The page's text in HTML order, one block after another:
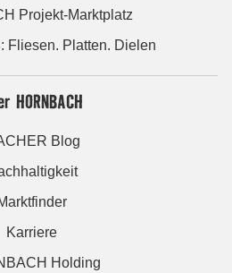
Projekt-Marktplatz
Fliesen. Platten. Dielen
HORNBACH
Blog
Karriere
Holding